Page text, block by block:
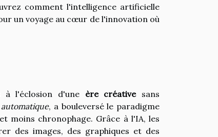
comment l'intelligence artificielle
un voyage au cœur de l'innovation où
à l'éclosion d'une ère créativesans
, a bouleversé le paradigme
moins chronophage. Grâce à l'IA, les
des images, des graphiques et des